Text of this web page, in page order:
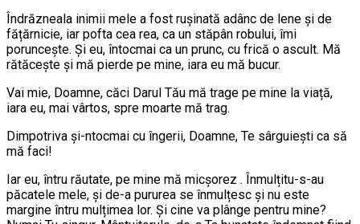
Îndrăzneala inimii mele a fost rușinată adânc de lene și de
fățărnicie, iar pofta cea rea, ca un stăpân robului, îmi
poruncește. Și eu, întocmai ca un prunc, cu frică o ascult. Mă
rătăcește și mă pierde pe mine, iara eu mă bucur.
Vai mie, Doamne, căci Darul Tău mă trage pe mine la viață,
iara eu, mai vârtos, spre moarte mă trag.
Dimpotriva și-ntocmai cu îngerii, Doamne, Te sârguiești ca să
mă faci!
Iar eu, întru răutate, pe mine mă micșorez . Înmulțitu-s-au
păcatele mele, și de-a pururea se înmulțesc și nu este
margine întru mulțimea lor. Și cine va plânge pentru mine?